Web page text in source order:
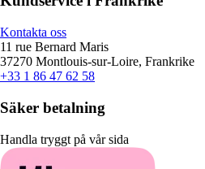
Kontakta oss
11 rue Bernard Maris
37270 Montlouis-sur-Loire, Frankrike
+33 1 86 47 62 58
Säker betalning
Handla tryggt på vår sida